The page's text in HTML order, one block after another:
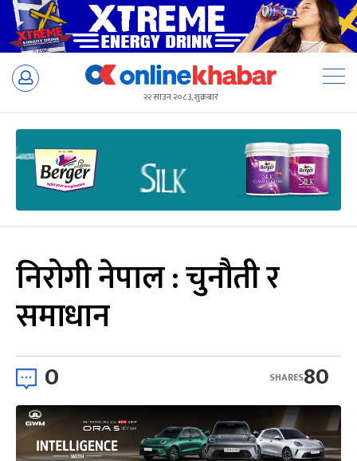
Skip
२२ साउन २०८३, शुक्रबार
निरोगी नेपाल : चुनौती र
समाधान
0 80
SHARES